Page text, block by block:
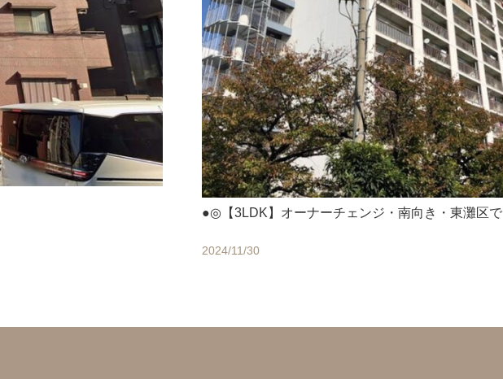
●◎【3LDK】オーナーチェンジ・南向き・東灘区で
2024/11/30